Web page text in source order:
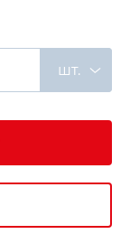
шт.